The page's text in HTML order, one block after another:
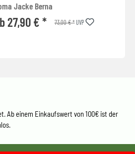
Jacke Berna
27,90 € * 73,00 € *UVP
Ab einem Einkaufswert von 100€ ist der